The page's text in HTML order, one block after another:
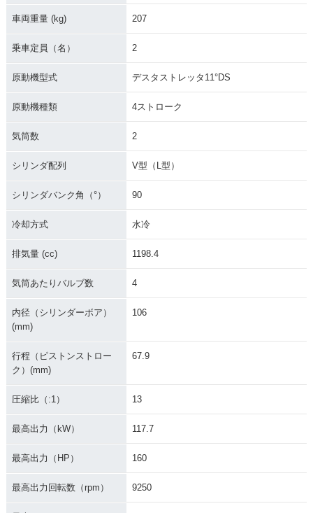
車両重量 (kg) 207
乗車定員（名） 2
原動機型式 デスタストレッタ11°DS
原動機種類 4ストローク
気筒数 2
シリンダ配列 V型（L型）
シリンダバンク角（°） 90
冷却方式 水冷
排気量 (cc) 1198.4
気筒あたりバルブ数 4
内径（シリンダーボア）
(mm)
106
行程（ピストンストロー
ク）(mm)
67.9
圧縮比（:1） 13
最高出力（kW） 117.7
最高出力（HP） 160
最高出力回転数（rpm） 9250